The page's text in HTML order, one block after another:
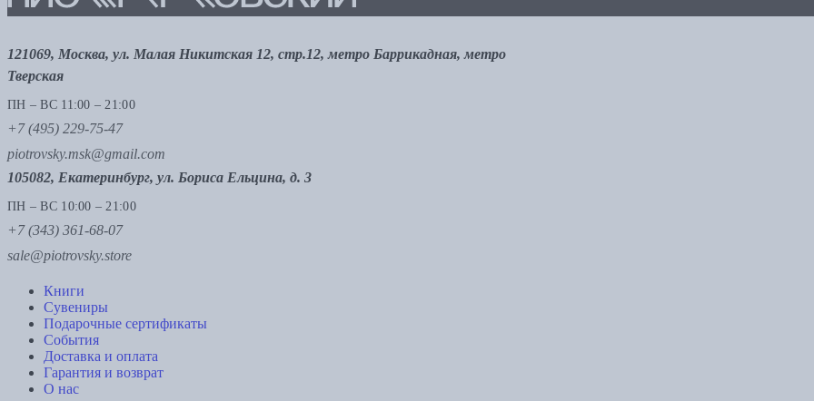
121069, Москва, ул. Малая Никитская 12, стр.12, метро Баррикадная, метро
Тверская
ПН – ВС 11:00 – 21:00
+7 (495) 229-75-47
piotrovsky.msk@gmail.com
105082, Екатеринбург, ул. Бориса Ельцина, д. 3
ПН – ВС 10:00 – 21:00
+7 (343) 361-68-07
sale@piotrovsky.store
Книги
Сувениры
Подарочные сертификаты
События
Доставка и оплата
Гарантия и возврат
О нас